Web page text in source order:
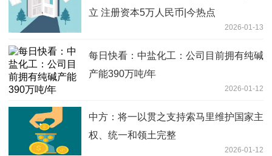
立 注册资本5万人民币|今热点
2026-01-13
每日快看：中盐化工：公司目前拥有纯碱
产能390万吨/年
2026-01-12
中方：将一以贯之支持索马里维护国家主
权、统一和领土完整
2026-01-12